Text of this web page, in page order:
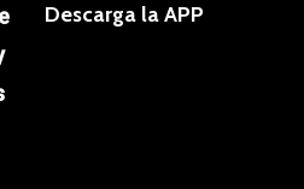
Descarga la APP